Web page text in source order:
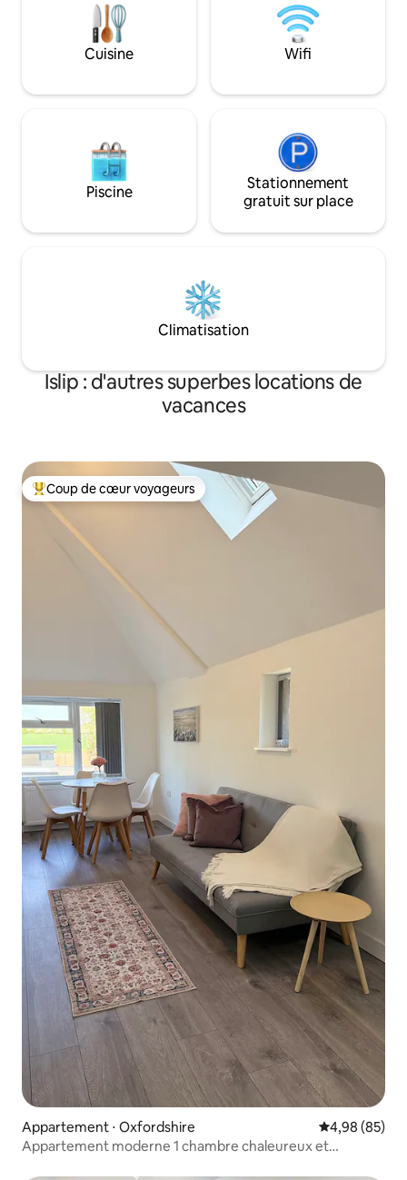
des réductions supplémentaires.
Renseignez-vous sur le barbecue et la
location de vélos. Offre de 15 % de
réduction pour les séjours de 2 nuits et
3 nuits ou plus.
Dashwood by
restaurants à
voiture. Superbe
Pour ceux qui
d’Estelle Manor,
Cuisine Wifi
Piscine
Stationnement
gratuit sur place
Climatisation
Islip : d'autres superbes locations de
vacances
Coups de cœur voyageurs les plus appréciés
Coup de cœur voyageurs
Appartement ⋅ Oxfordshire Évaluation
4,98 (85)
Appartement moderne 1 chambre chaleureux et